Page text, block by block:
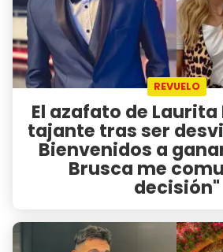
REVUELO
El azafato de Laurita
tajante tras ser
Bienvenidos a
Brusca me
decisión"